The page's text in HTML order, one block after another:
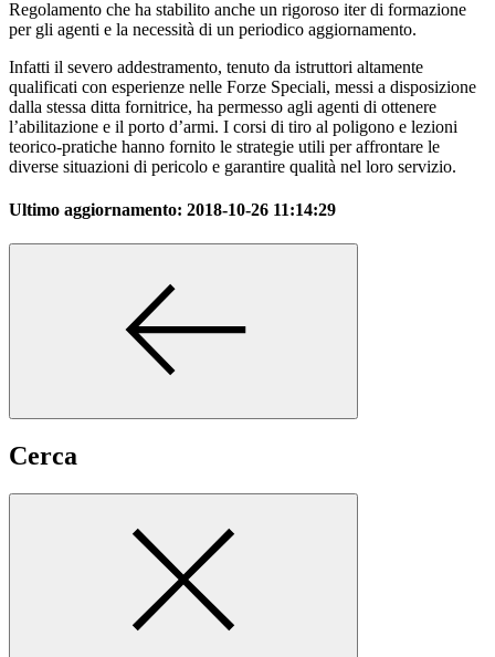
Regolamento che ha stabilito anche un rigoroso iter di formazione
per gli agenti e la necessità di un periodico aggiornamento.
Infatti il severo addestramento, tenuto da istruttori altamente
qualificati con esperienze nelle Forze Speciali, messi a disposizione
dalla stessa ditta fornitrice, ha permesso agli agenti di ottenere
l’abilitazione e il porto d’armi. I corsi di tiro al poligono e lezioni
teorico-pratiche hanno fornito le strategie utili per affrontare le
diverse situazioni di pericolo e garantire qualità nel loro servizio.
Ultimo aggiornamento: 2018-10-26 11:14:29
Cerca